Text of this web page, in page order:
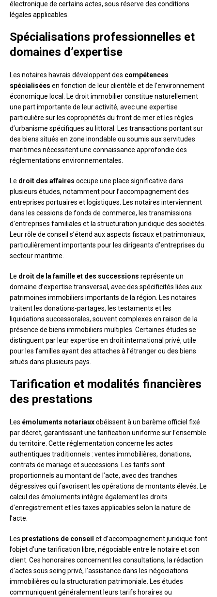
électronique de certains actes, sous réserve des conditions
légales applicables.
Spécialisations professionnelles et
domaines d’expertise
Les notaires havrais développent des compétences
spécialisées en fonction de leur clientèle et de l’environnement
économique local. Le droit immobilier constitue naturellement
une part importante de leur activité, avec une expertise
particulière sur les copropriétés du front de mer et les règles
d’urbanisme spécifiques au littoral. Les transactions portant sur
des biens situés en zone inondable ou soumis aux servitudes
maritimes nécessitent une connaissance approfondie des
réglementations environnementales.
Le droit des affaires occupe une place significative dans
plusieurs études, notamment pour l’accompagnement des
entreprises portuaires et logistiques. Les notaires interviennent
dans les cessions de fonds de commerce, les transmissions
d’entreprises familiales et la structuration juridique des sociétés.
Leur rôle de conseil s’étend aux aspects fiscaux et patrimoniaux,
particulièrement importants pour les dirigeants d’entreprises du
secteur maritime.
Le droit de la famille et des successions représente un
domaine d’expertise transversal, avec des spécificités liées aux
patrimoines immobiliers importants de la région. Les notaires
traitent les donations-partages, les testaments et les
liquidations successorales, souvent complexes en raison de la
présence de biens immobiliers multiples. Certaines études se
distinguent par leur expertise en droit international privé, utile
pour les familles ayant des attaches à l’étranger ou des biens
situés dans plusieurs pays.
Tarification et modalités financières
des prestations
Les émoluments notariauxobéissent à un barème officiel fixé
par décret, garantissant une tarification uniforme sur l’ensemble
du territoire. Cette réglementation concerne les actes
authentiques traditionnels : ventes immobilières, donations,
contrats de mariage et successions. Les tarifs sont
proportionnels au montant de l’acte, avec des tranches
dégressives qui favorisent les opérations de montants élevés. Le
calcul des émoluments intègre également les droits
d’enregistrement et les taxes applicables selon la nature de
l’acte.
Les prestations de conseil et d’accompagnement juridique font
l’objet d’une tarification libre, négociable entre le notaire et son
client. Ces honoraires concernent les consultations, la rédaction
d’actes sous seing privé, l’assistance dans les négociations
immobilières ou la structuration patrimoniale. Les études
communiquent généralement leurs tarifs horaires ou